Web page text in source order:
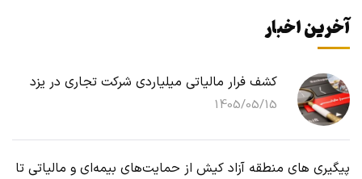
آخرین اخبار
کشف فرار مالیاتی میلیاردی شرکت تجاری در یزد
1405/05/15
پیگیری های منطقه آزاد کیش از حمایت‌های بیمه‌ای و مالیاتی تا